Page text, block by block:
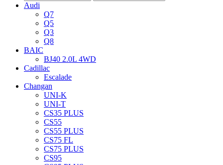
Audi
Q7
Q5
Q3
Q8
BAIC
BJ40 2.0L 4WD
Cadillac
Escalade
Changan
UNI-K
UNI-T
CS35 PLUS
CS55
CS55 PLUS
CS75 FL
CS75 PLUS
CS95